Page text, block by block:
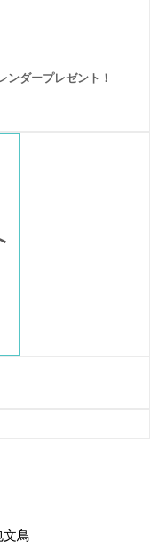
ンダープレゼント！
文鳥